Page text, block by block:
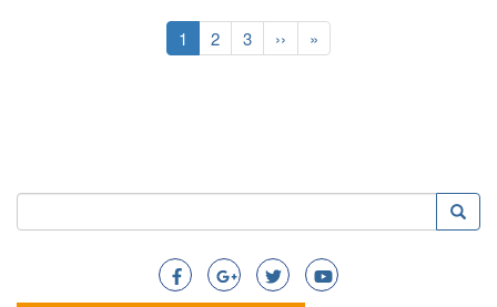
Current
page
1 Page
2 Page
3
Следна
страна
››
Last
page
»
Search
Пребарување